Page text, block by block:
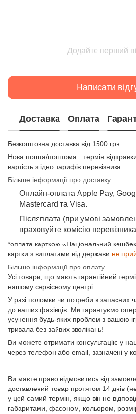
Додайте перший
Написати
Доставка Оплата
Безкоштовна доставка від 1500 грн.
Нова пошта/поштомат: термін
вартість згідно тарифів перевізника.
Більше інформації про доставку
Онлайн-оплата Apple Pay,
Mastercard та Visа.
Післяплата (при умові
враховуйте комісію
*оплата карткою «Національний
картки з виплатами від держави не
Більше інформації про оплату
Усі товари, що мають гарантійний
нашому сервісному центрі.
У разі поломки чи потреби в запасних
до наших фахівців. Ми гарантуємо
усунення будь-яких проблем з вашою
тривала без зайвих зволікань!
Ви можете отримати консультацію у
через телефон або email, зазначені у
Ви маєте право відмовитись від
доставлений товар протягом 14 днів
у цей самий термін, якщо він не
габаритами, фасоном, кольором,